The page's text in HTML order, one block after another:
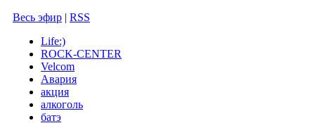
Весь эфир | RSS
Life:)
ROCK-CENTER
Velcom
Авария
акция
алкоголь
батэ